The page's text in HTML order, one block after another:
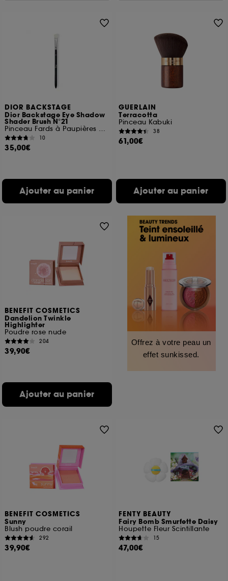
DIOR BACKSTAGE
Dior Backstage Eye Shadow
Shader Brush N°21
Pinceau Fards à Paupières Ombreur
10
35,00€
Ajouter au panier
GUERLAIN
Terracotta
Pinceau Kabuki
38
61,00€
Ajouter au panier
BENEFIT COSMETICS
Dandelion Twinkle
Highlighter
Poudre rose nude
204
39,90€
Ajouter au panier
Offrez à votre peau un
effet sunkissed.
BENEFIT COSMETICS
Sunny
Blush poudre corail
292
39,90€
FENTY BEAUTY
Fairy Bomb Smurfette Daisy
Houpette Fleur Scintillante
15
47,00€